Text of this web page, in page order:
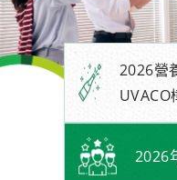
2026營
UVACO
2026